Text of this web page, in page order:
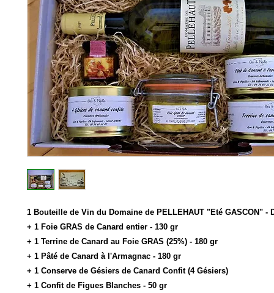
1 Bouteille de Vin du Domaine de PELLEHAUT "Eté GASCON" -
+ 1 Foie GRAS de Canard entier - 130 gr
+ 1 Terrine de Canard au Foie GRAS (25%) - 180 gr
+ 1 Pâté de Canard à l'Armagnac - 180 gr
+ 1 Conserve de Gésiers de Canard Confit (4 Gésiers)
+ 1 Confit de Figues Blanches - 50 gr